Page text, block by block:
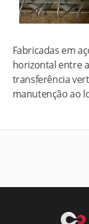
Fabricadas em
horizontal entre
transferência
manutenção ao